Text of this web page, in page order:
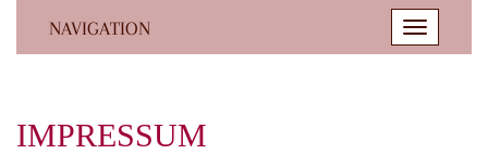
NAVIGATION
Toggle
IMPRESSUM